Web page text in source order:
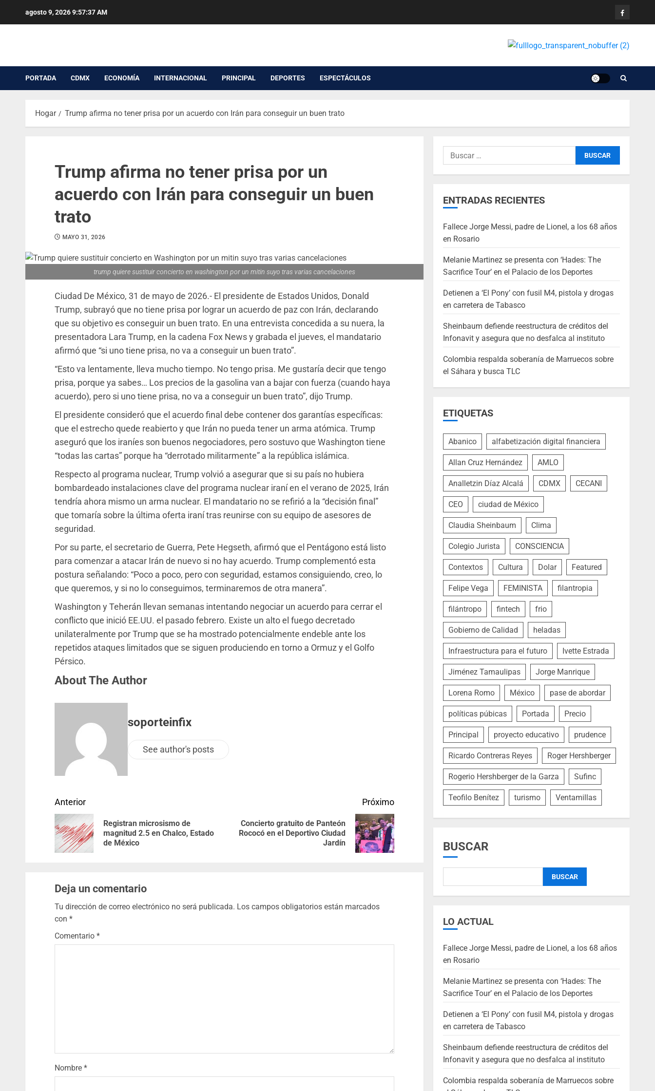
agosto 9, 20269:57:37 AM
PORTADA CDMX ECONOMÍA INTERNACIONAL PRINCIPAL DEPORTES ESPECTÁCULOS
Hogar Trump afirma no tener prisa por un acuerdo con Irán para conseguir un buen trato
Trump afirma no tener prisa por un
acuerdo con Irán para conseguir un buen
trato
MAYO 31, 2026
trump quiere sustituir concierto en washington por un mitin suyo tras varias cancelaciones
Ciudad De México, 31 de mayo de 2026.- El presidente de Estados Unidos, Donald
Trump, subrayó que no tiene prisa por lograr un acuerdo de paz con Irán, declarando
que su objetivo es conseguir un buen trato. En una entrevista concedida a su nuera, la
presentadora Lara Trump, en la cadena Fox News y grabada el jueves, el mandatario
afirmó que “si uno tiene prisa, no va a conseguir un buen trato”.
“Esto va lentamente, lleva mucho tiempo. No tengo prisa. Me gustaría decir que tengo
prisa, porque ya sabes… Los precios de la gasolina van a bajar con fuerza (cuando haya
acuerdo), pero si uno tiene prisa, no va a conseguir un buen trato”, dijo Trump.
El presidente consideró que el acuerdo final debe contener dos garantías específicas:
que el estrecho quede reabierto y que Irán no pueda tener un arma atómica. Trump
aseguró que los iraníes son buenos negociadores, pero sostuvo que Washington tiene
“todas las cartas” porque ha “derrotado militarmente” a la república islámica.
Respecto al programa nuclear, Trump volvió a asegurar que si su país no hubiera
bombardeado instalaciones clave del programa nuclear iraní en el verano de 2025, Irán
tendría ahora mismo un arma nuclear. El mandatario no se refirió a la “decisión final”
que tomaría sobre la última oferta iraní tras reunirse con su equipo de asesores de
seguridad.
Por su parte, el secretario de Guerra, Pete Hegseth, afirmó que el Pentágono está listo
para comenzar a atacar Irán de nuevo si no hay acuerdo. Trump complementó esta
postura señalando: “Poco a poco, pero con seguridad, estamos consiguiendo, creo, lo
que queremos, y si no lo conseguimos, terminaremos de otra manera”.
Washington y Teherán llevan semanas intentando negociar un acuerdo para cerrar el
conflicto que inició EE.UU. el pasado febrero. Existe un alto el fuego decretado
unilateralmente por Trump que se ha mostrado potencialmente endeble ante los
repetidos ataques limitados que se siguen produciendo en torno a Ormuz y el Golfo
Pérsico.
About The Author
soporteinfix
See author's posts
Anterior
Registran microsismo de
magnitud 2.5 en Chalco, Estado
de México
Próximo
Concierto gratuito de Panteón
Rococó en el Deportivo Ciudad
Jardín
Deja un comentario
Tu dirección de correo electrónico no será publicada. Los campos obligatorios están marcados
con *
Comentario *
Nombre *
ENTRADAS RECIENTES
Fallece Jorge Messi, padre de Lionel, a los 68 años
en Rosario
Melanie Martinez se presenta con ‘Hades: The
Sacrifice Tour’ en el Palacio de los Deportes
Detienen a ‘El Pony’ con fusil M4, pistola y drogas
en carretera de Tabasco
Sheinbaum defiende reestructura de créditos del
Infonavit y asegura que no desfalca al instituto
Colombia respalda soberanía de Marruecos sobre
el Sáhara y busca TLC
ETIQUETAS
Abanico alfabetización digital financiera
Allan Cruz Hernández AMLO
Analletzin Díaz Alcalá CDMX CECANI
CEO ciudad de México
Claudia Sheinbaum Clima
Colegio Jurista CONSCIENCIA
Contextos Cultura Dolar Featured
Felipe Vega FEMINISTA filantropia
filántropo fintech frio
Gobierno de Calidad heladas
Infraestructura para el futuro Ivette Estrada
Jiménez Tamaulipas Jorge Manrique
Lorena Romo México pase de abordar
políticas púbicas Portada Precio
Principal proyecto educativo prudence
Ricardo Contreras Reyes Roger Hershberger
Rogerio Hershberger de la Garza Sufinc
Teofilo Benítez turismo Ventamillas
BUSCAR
BUSCAR
LO ACTUAL
Fallece Jorge Messi, padre de Lionel, a los 68 años
en Rosario
Melanie Martinez se presenta con ‘Hades: The
Sacrifice Tour’ en el Palacio de los Deportes
Detienen a ‘El Pony’ con fusil M4, pistola y drogas
en carretera de Tabasco
Sheinbaum defiende reestructura de créditos del
Infonavit y asegura que no desfalca al instituto
Colombia respalda soberanía de Marruecos sobre